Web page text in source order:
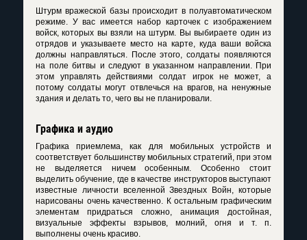
Штурм вражеской базы происходит в полуавтоматическом
режиме. У вас имеется набор карточек с изображением
войск, которых вы взяли на штурм. Вы выбираете один из
отрядов и указываете место на карте, куда ваши войска
должны направляться. После этого, солдаты появляются
на поле битвы и следуют в указанном направлении. При
этом управлять действиями солдат игрок не может, а
потому солдаты могут отвлечься на врагов, на ненужные
здания и делать то, чего вы не планировали.
Графика и аудио
Графика приемлема, как для мобильных устройств и
соответствует большинству мобильных стратегий, при этом
не выделяется ничем особенным. Особенно стоит
выделить обучение, где в качестве инструкторов выступают
известные личности вселенной Звездных Войн, которые
нарисованы очень качественно. К остальным графическим
элементам придраться сложно, анимация достойная,
визуальные эффекты взрывов, молний, огня и т. п.
выполнены очень красиво.